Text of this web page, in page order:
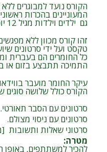
הקורס נועד למבוגרים
המעוניינים בהכרות
גם ילדים וילדות מגיל 12 יוכלו ליהנות מרוב התכנים.
זהו קורס מכוון ללא
טקסט ועל ידי סרטונים
כל החומרים הם בעברית
התמיכה תתבצע בזום או
עיקר החומר מועבר
הקורס כולל שלושה סוגים
סרטונים עם הסבר תאורטי.
סרטונים עם ניסוי מצולם.
סרטוני שאלות ותשובות
מטרה:
להכיר למשתתפים, באופן